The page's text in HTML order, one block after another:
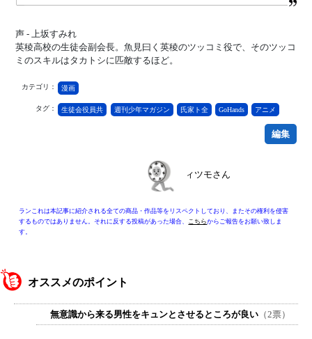
声 - 上坂すみれ
英稜高校の生徒会副会長。魚見曰く英稜のツッコミ役で、そのツッコ
ミのスキルはタカトシに匹敵するほど。
カテゴリ： 漫画
タグ： 生徒会役員共 週刊少年マガジン 氏家ト全 GoHands アニメ
編集
ィツモさん
ランこれは本記事に紹介される全ての商品・作品等をリスペクトしており、またその権利を侵害
するものではありません。それに反する投稿があった場合、 こちらからご報告をお願い致しま
す。
オススメのポイント
無意識から来る男性をキュンとさせるところが良い （2票）